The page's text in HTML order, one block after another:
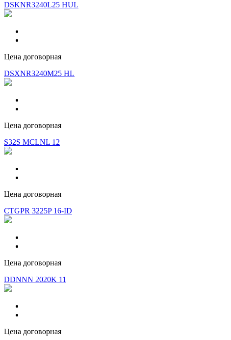
DSKNR3240L25 HUL
Цена договорная
DSXNR3240M25 HL
Цена договорная
S32S MCLNL 12
Цена договорная
CTGPR 3225P 16-ID
Цена договорная
DDNNN 2020K 11
Цена договорная